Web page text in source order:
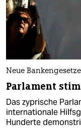
Neue
Parlament
Das zyprische
internationale
Hunderte